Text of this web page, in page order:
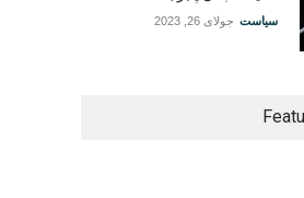
سیاست جولای 26, 2023